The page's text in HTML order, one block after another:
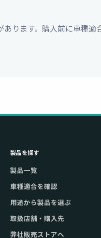
ります。購入前に車種適
製品を探す
製品一覧
車種適合を確認
用途から製品を選ぶ
取扱店舗・購入先
弊社販売ストアへ